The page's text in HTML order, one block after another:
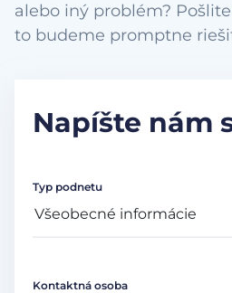
alebo iný problém?
to budeme promptne
Napíšte nám
Typ podnetu
Kontaktná osoba